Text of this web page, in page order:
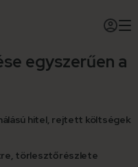
egyszerűen a
hitel, rejtett költségek
törlesztőrészlete